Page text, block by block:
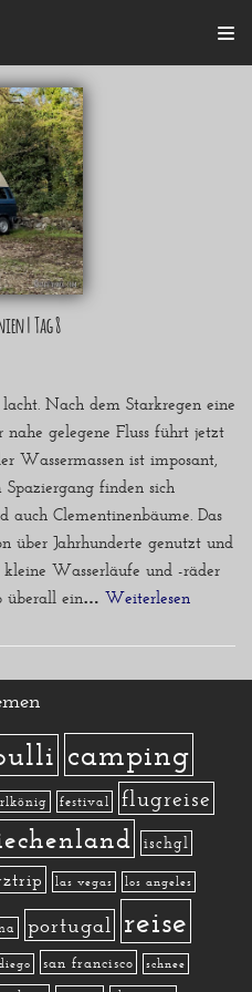
| Tag 8
Nach dem Starkregen eine
gelegene Fluss führt jetzt
Wassermassen ist imposant,
finden sich
Clementinenbäume. Das
über Jahrhunderte genutzt und
Wasserläufe und -räder
überall ein… Weiterlesen »
camping
festival flugreise
ischgl
las vegas los angeles
portugal reise
san francisco schnee